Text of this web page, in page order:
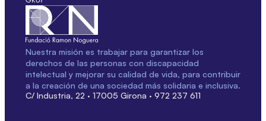
Nuestra misión es trabajar para garantizar los
derechos de las personas con discapacidad
intelectual y mejorar su calidad de vida, para contribuir
a la creación de una sociedad más solidaria e inclusiva.
C/ Industria, 22 · 17005 Girona · 972 237 611